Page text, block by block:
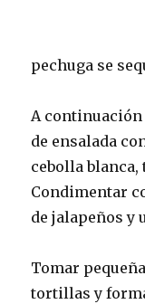
pechuga se
A continuación
de ensalada
cebolla blanca,
Condimentar
de jalapeños y
Tomar
tortillas y